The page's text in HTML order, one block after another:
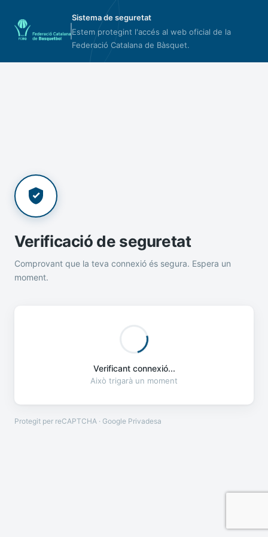
Sistema de seguretat
Estem protegint l'accés al web oficial de la
Federació Catalana de Bàsquet.
Verificació de seguretat
Comprovant que la teva connexió és segura. Espera un
moment.
Verificant connexió...
Això trigarà un moment
Protegit per reCAPTCHA · Google Privadesa